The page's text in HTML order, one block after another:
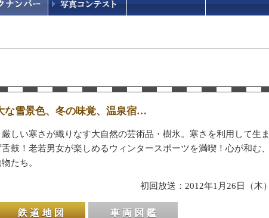
な雪景色、冬の味覚、温泉宿…
しい寒さが織りなす大自然の芸術品・樹氷。寒さを利用して生ま
鼓！老若男女が楽しめるウィンタースポーツを満喫！心が和む、
たち。
初回放送：2012年1月26日（木）